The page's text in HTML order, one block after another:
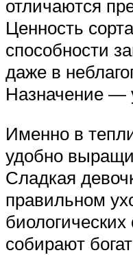
отличаются
Ценность
способности
даже в
Назначение —
Именно в
удобно
Сладкая
правильном
собирают